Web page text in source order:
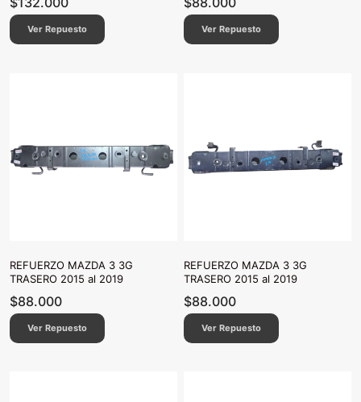
Ver Repuesto Ver Repuesto
REFUERZO MAZDA 3 3G
TRASERO 2015 al 2019
$88.000
Ver Repuesto
REFUERZO MAZDA 3 3G
TRASERO 2015 al 2019
$88.000
Ver Repuesto